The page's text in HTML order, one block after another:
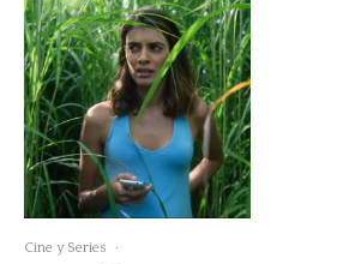
Cine y Series
·